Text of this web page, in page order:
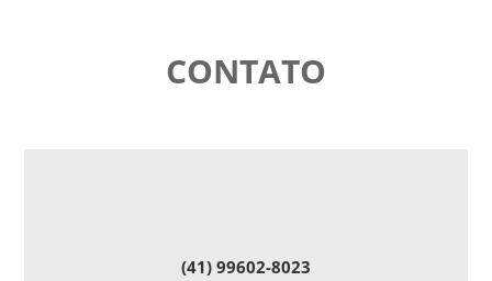
CONTATO
(41) 99602-8023